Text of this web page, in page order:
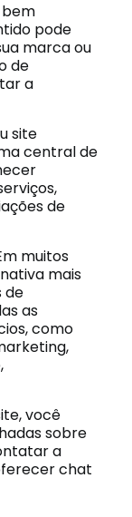
pode
marca ou
de
a
site
central de
de
muitos
mais
de
as
como
você
sobre
a
chat